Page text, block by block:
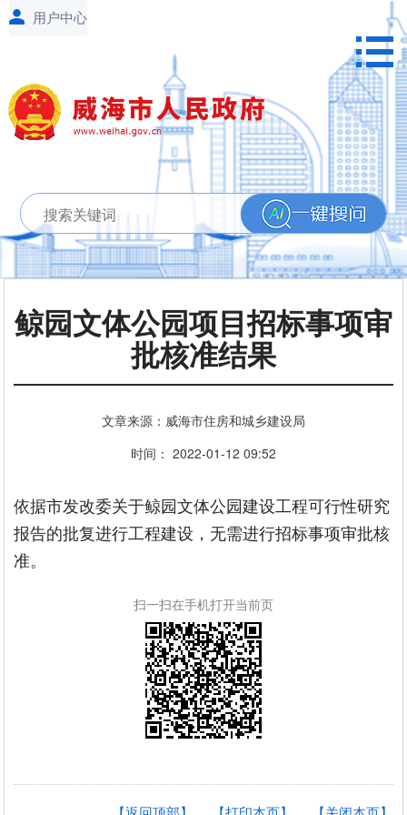
鲸园文体公园项目招标事项审
批核准结果
文章来源：威海市住房和城乡建设局
时间： 2022-01-12 09:52
依据市发改委关于鲸园文体公园建设工程可行性研究
报告的批复进行工程建设，无需进行招标事项审批核
准。
扫一扫在手机打开当前页